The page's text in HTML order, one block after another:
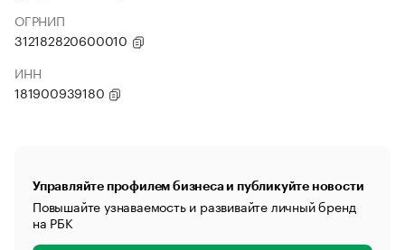
ОГРНИП
312182820600010
ИНН
181900939180
Управляйте профилем бизнеса и публикуйте новости
Повышайте узнаваемость и развивайте личный бренд
на РБК